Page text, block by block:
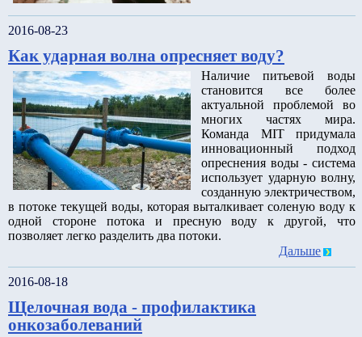
2016-08-23
Как ударная волна опресняет воду?
Наличие питьевой воды
становится все более
актуальной проблемой во
многих частях мира.
Команда MIT придумала
инновационный подход
опреснения воды - система
использует ударную волну,
созданную электричеством,
в потоке текущей воды, которая выталкивает соленую воду к
одной стороне потока и пресную воду к другой, что
позволяет легко разделить два потоки.
Дальше
2016-08-18
Щелочная вода - профилактика
онкозаболеваний